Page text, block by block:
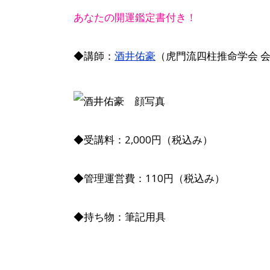
あなたの開運鑑定書付き！
◆講師： 酒井佑豪 （虎門流四柱推命学会
◆受講料：2,000円（税込み）
◆管理運営費：110円（税込み）
◆持ち物：筆記用具